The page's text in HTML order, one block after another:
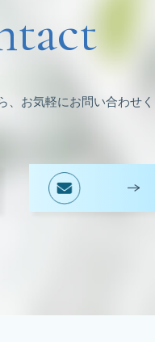
お気軽にお問い合わせく